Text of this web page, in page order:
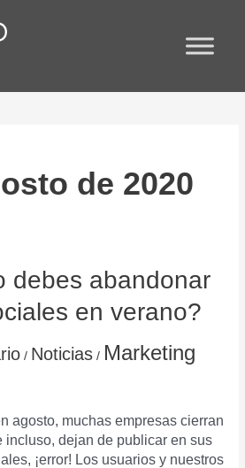
de 2020
debes abandonar
en verano?
/ Noticias / Marketing
agosto, muchas empresas cierran
incluso, dejan de publicar en sus
¡error! Los usuarios y nuestros